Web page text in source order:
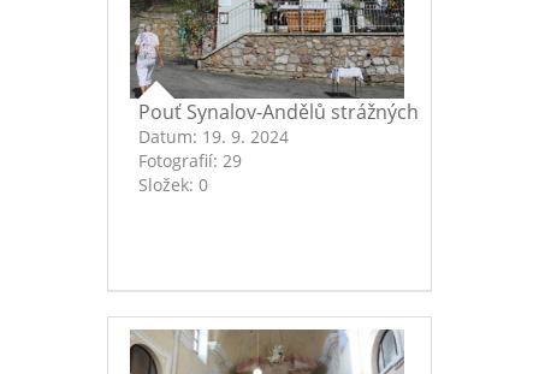
Pouť Synalov-Andělů strážných
Datum: 19. 9. 2024
Fotografií: 29
Složek: 0